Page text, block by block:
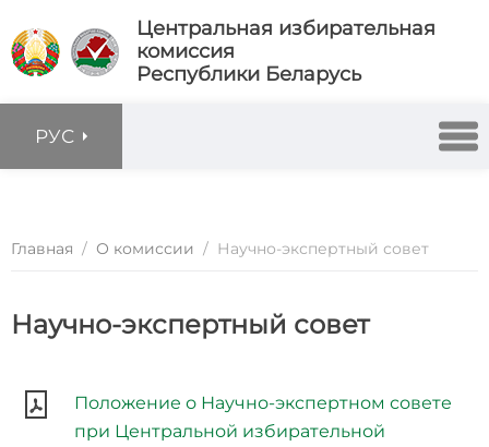
Центральная избирательная
комиссия
Республики Беларусь
РУС
Главная / О комиссии / Научно-экспертный совет
Научно-экспертный совет
Положение о Научно-экспертном совете
при Центральной избирательной